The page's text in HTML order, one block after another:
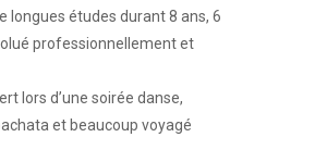
longues études durant 8 ans, 6
professionnellement et
lors d’une soirée danse,
et beaucoup voyagé